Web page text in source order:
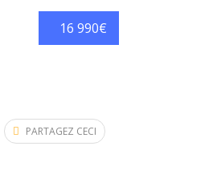
16 990€
PARTAGEZ CECI